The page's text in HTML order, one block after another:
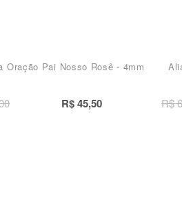
Oração Pai Nosso Rosê - 4mm
R$ 45,50 R$